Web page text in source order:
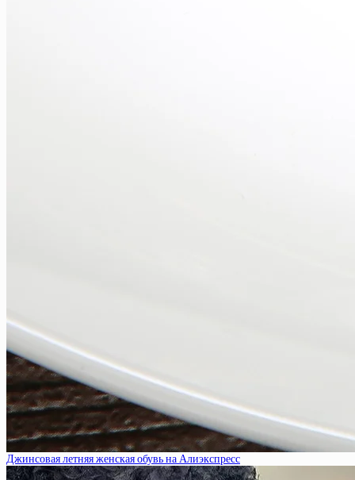
Джинсовая летняя женская обувь на Алиэкспресс